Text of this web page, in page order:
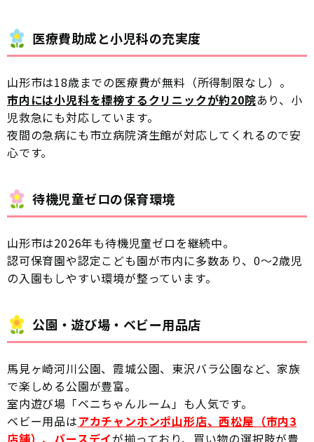
医療費助成と小児科の充実度
山形市は18歳までの医療費が無料（所得制限なし）。
市内には小児科を標榜するクリニックが約20院あり、小
児救急にも対応しています。
夜間の急病にも市立病院済生館が対応してくれるので安
心です。
待機児童ゼロの保育環境
山形市は2026年も待機児童ゼロを継続中。
認可保育園や認定こども園が市内に多数あり、0〜2歳児
の入園もしやすい環境が整っています。
公園・遊び場・ベビー用品店
馬見ヶ崎河川公園、霞城公園、東沢バラ公園など、家族
で楽しめる公園が豊富。
室内遊び場「ベニちゃんルーム」も人気です。
ベビー用品はアカチャンホンポ山形店、西松屋（市内3